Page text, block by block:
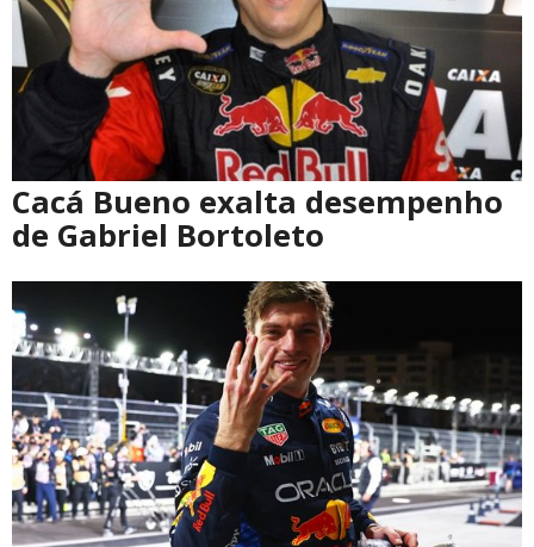
Cacá Bueno exalta desempenho
de Gabriel Bortoleto